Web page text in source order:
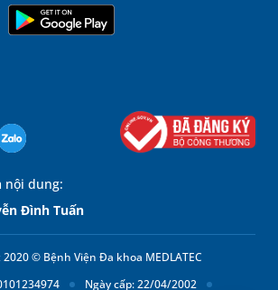
nội dung:
Đình Tuấn
© Bệnh Viện Đa khoa MEDLATEC
Ngày cấp: 22/04/2002